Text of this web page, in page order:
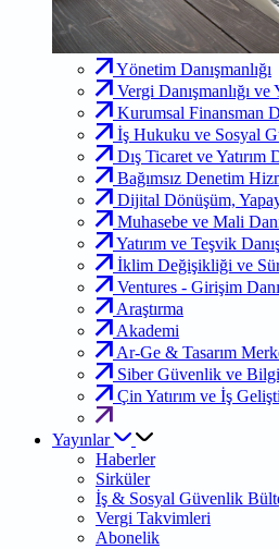
Yönetim Danışmanlığı
Vergi Danışmanlığı
Kurumsal Finansman
İş Hukuku ve Sosyal
Dış Ticaret ve Yatırım
Bağımsız Denetim
Dijital Dönüşüm,
Muhasebe ve Mali
Yatırım ve Teşvik
İklim Değişikliği ve
Ventures - Girişim
Araştırma
Akademi
Ar-Ge & Tasarım
Siber Güvenlik ve
Çin Yatırım ve İş
Yayınlar
Haberler
Sirküler
İş & Sosyal Güvenlik
Vergi Takvimleri
Abonelik